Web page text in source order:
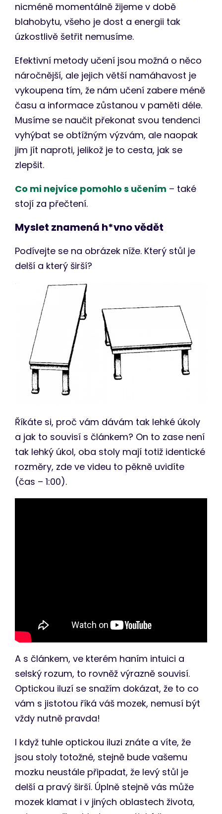
nicméně momentálně žijeme v době
blahobytu, všeho je dost a energii tak
úzkostlivě šetřit nemusíme.
Efektivní metody učení jsou možná o něco
náročnější, ale jejich větší namáhavost je
vykoupena tím, že nám učení zabere méně
času a informace zůstanou v paměti déle.
Musíme se naučit překonat svou tendenci
vyhýbat se obtížným výzvám, ale naopak
jim jít naproti, jelikož je to cesta, jak se
zlepšit.
Co mi nejvíce pomohlo s učením – také
stojí za přečtení.
Myslet znamená h*vno vědět
Podívejte se na obrázek níže. Který stůl je
delší a který širší?
Říkáte si, proč vám dávám tak lehké úkoly
a jak to souvisí s článkem? On to zase není
tak lehký úkol, oba stoly mají totiž identické
rozměry, zde ve videu to pěkně uvidíte
(čas – 1:00).
A s článkem, ve kterém haním intuici a
selský rozum, to rovněž výrazně souvisí.
Optickou iluzí se snažím dokázat, že to co
vám s jistotou říká váš mozek, nemusí být
vždy nutně pravda!
I když tuhle optickou iluzi znáte a víte, že
jsou stoly totožné, stejně bude vašemu
mozku neustále připadat, že levý stůl je
delší a pravý širší. Úplně stejně vás může
mozek klamat i v jiných oblastech života,